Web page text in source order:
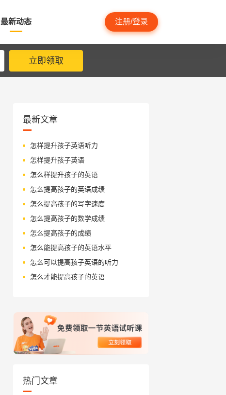
最新动态 注册/登录
立即领取
最新文章
怎样提升孩子英语听力
怎样提升孩子英语
怎么样提升孩子的英语
怎么提高孩子的英语成绩
怎么提高孩子的写字速度
怎么提高孩子的数学成绩
怎么提高孩子的成绩
怎么能提高孩子的英语水平
怎么可以提高孩子英语的听力
怎么才能提高孩子的英语
热门文章